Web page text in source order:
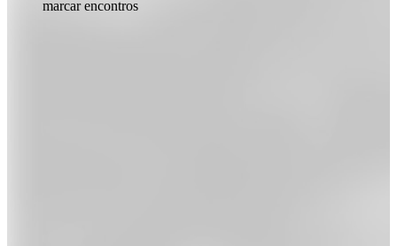
marcar encontros